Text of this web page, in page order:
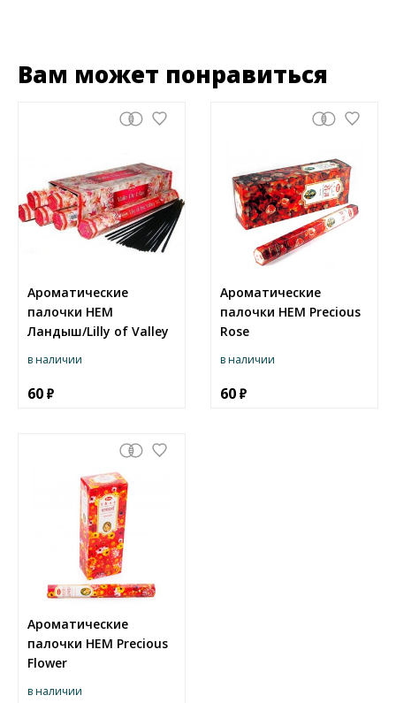
Вам может понравиться
Ароматические
палочки HEM
Ландыш/Lilly of Valley
в наличии
60
Ароматические
палочки HEM Precious
Rose
в наличии
60
Ароматические
палочки HEM Precious
Flower
в наличии